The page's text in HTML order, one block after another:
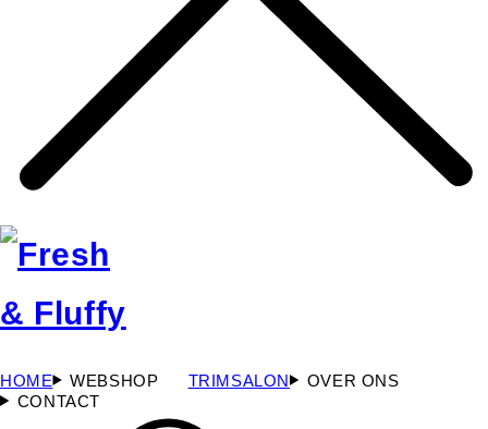
HOME WEBSHOP TRIMSALON
OVER ONS
CONTACT